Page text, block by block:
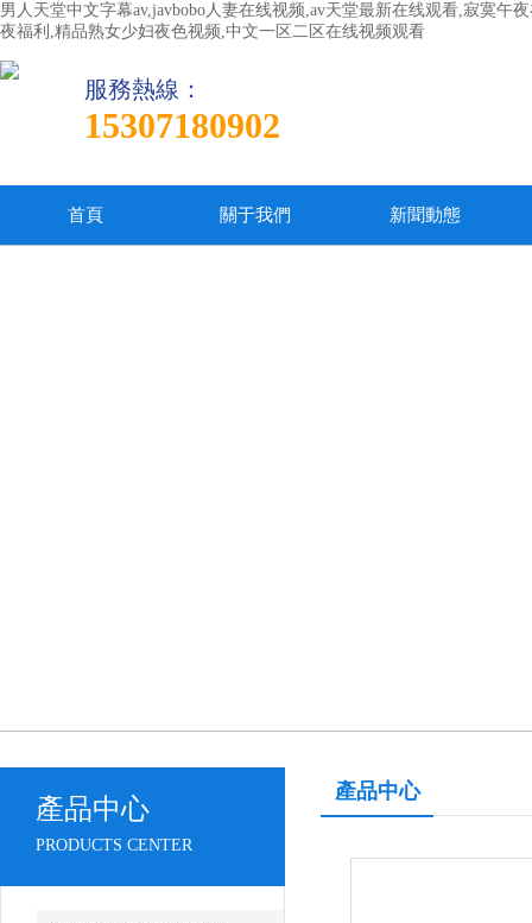
男人天堂中文字幕av,javbobo人妻在线视频,av天堂最新在线观看,寂寞
夜福利,精品熟女少妇夜色视频,中文一区二区在线视频观看
服務熱線：
15307180902
首頁 關于我們 新聞動態
產品中心
PRODUCTS CENTER
產品中心